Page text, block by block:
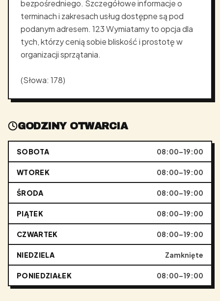
bezpośredniego. Szczegółowe informacje o
terminach i zakresach usług dostępne są pod
podanym adresem. 123 Wymiatamy to opcja dla
tych, którzy cenią sobie bliskość i prostotę w
organizacji sprzątania.
(Słowa: 178)
GODZINY OTWARCIA
SOBOTA 08:00–19:00
WTOREK 08:00–19:00
ŚRODA 08:00–19:00
PIĄTEK 08:00–19:00
CZWARTEK 08:00–19:00
NIEDZIELA Zamknięte
PONIEDZIAŁEK 08:00–19:00